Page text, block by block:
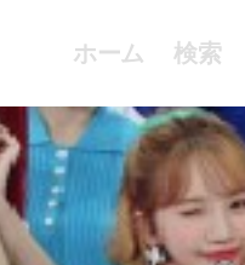
ホーム 検索